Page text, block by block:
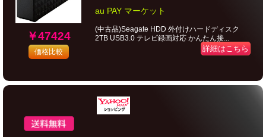
￥47424
価格比較
au PAY マーケット
(中古品)Seagate HDD 外付けハードディスク
2TB USB3.0 テレビ録画対応 かんたん接...
詳細はこちら